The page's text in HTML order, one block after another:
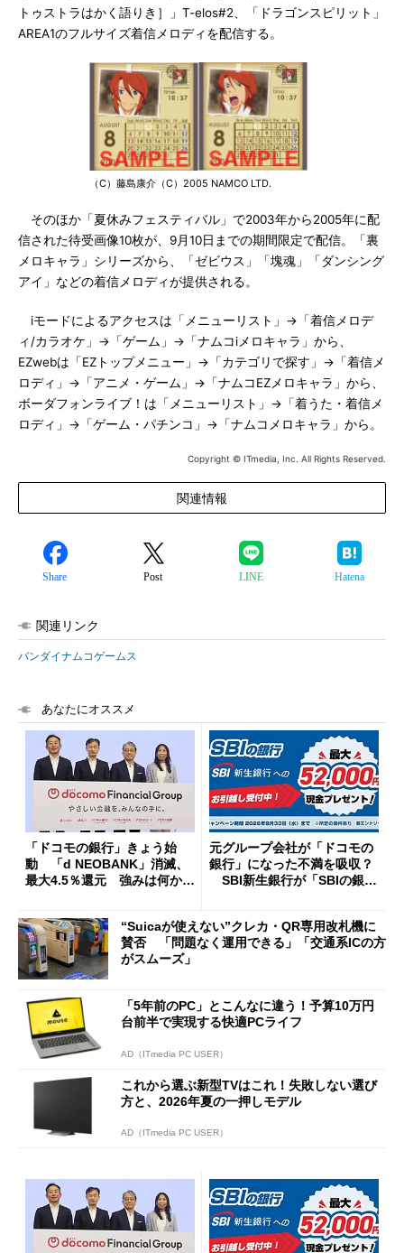
トゥストラはかく語りき］」T-elos#2、「ドラゴンスピリット」
AREA1のフルサイズ着信メロディを配信する。
（C）藤島康介（C）2005 NAMCO LTD.
そのほか「夏休みフェスティバル」で2003年から2005年に配
信された待受画像10枚が、9月10日までの期間限定で配信。「裏
メロキャラ」シリーズから、「ゼビウス」「塊魂」「ダンシング
アイ」などの着信メロディが提供される。
iモードによるアクセスは「メニューリスト」→「着信メロデ
ィ/カラオケ」→「ゲーム」→「ナムコiメロキャラ」から、
EZwebは「EZトップメニュー」→「カテゴリで探す」→「着信メ
ロディ」→「アニメ・ゲーム」→「ナムコEZメロキャラ」から、
ボーダフォンライブ！は「メニューリスト」→「着うた・着信メ
ロディ」→「ゲーム・パチンコ」→「ナムコメロキャラ」から。
Copyright © ITmedia, Inc. All Rights Reserved.
関連情報
Share Post LINE Hatena
関連リンク
バンダイナムコゲームス
あなたにオススメ
「ドコモの銀行」きょう始
動 「d NEOBANK」消滅、
最大4.5％還元 強みは何か解
元グループ会社が「ドコモの
銀行」になった不満を吸収？
SBI新生銀行が「SBIの銀
開催
“Suicaが使えない”クレカ・QR専用改札機に
賛否 「問題なく運用できる」「交通系ICの方
がスムーズ」
「5年前のPC」とこんなに違う！予算10万円
台前半で実現する快適PCライフ
AD（ITmedia PC USER）
これから選ぶ新型TVはこれ！失敗しない選び
方と、2026年夏の一押しモデル
AD（ITmedia PC USER）